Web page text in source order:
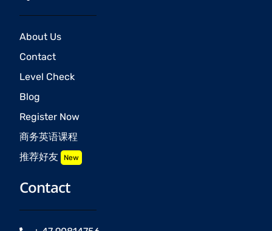
About Us
Contact
Level Check
Blog
Register Now
商务英语课程
推荐好友 New
Contact